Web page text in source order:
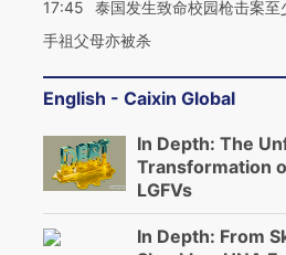
17:45
泰国发生致命校园枪击案
手祖父母亦被杀
English - Caixin Global
In Depth: The
Transformation
LGFVs
In Depth: From